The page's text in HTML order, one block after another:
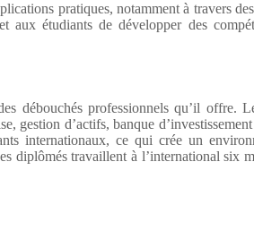
pratiques, notamment à travers
étudiants de développer des
débouchés professionnels qu’il offre.
gestion d’actifs, banque
internationaux, ce qui crée un
diplômés travaillent à l’international six